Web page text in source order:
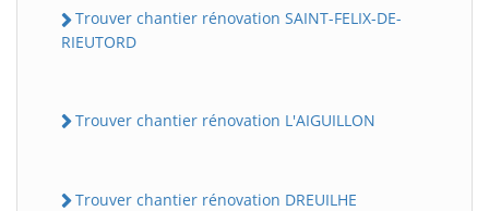
Trouver chantier rénovation SAINT-FELIX-DE-
RIEUTORD
Trouver chantier rénovation L'AIGUILLON
Trouver chantier rénovation DREUILHE